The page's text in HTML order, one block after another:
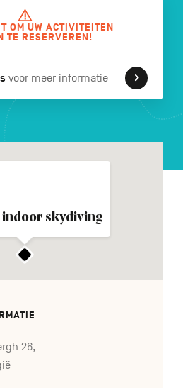
FR DE EN
OM UW ACTIVITEITEN
TE RESERVEREN!
voor meer informatie
indoor skydiving
26,